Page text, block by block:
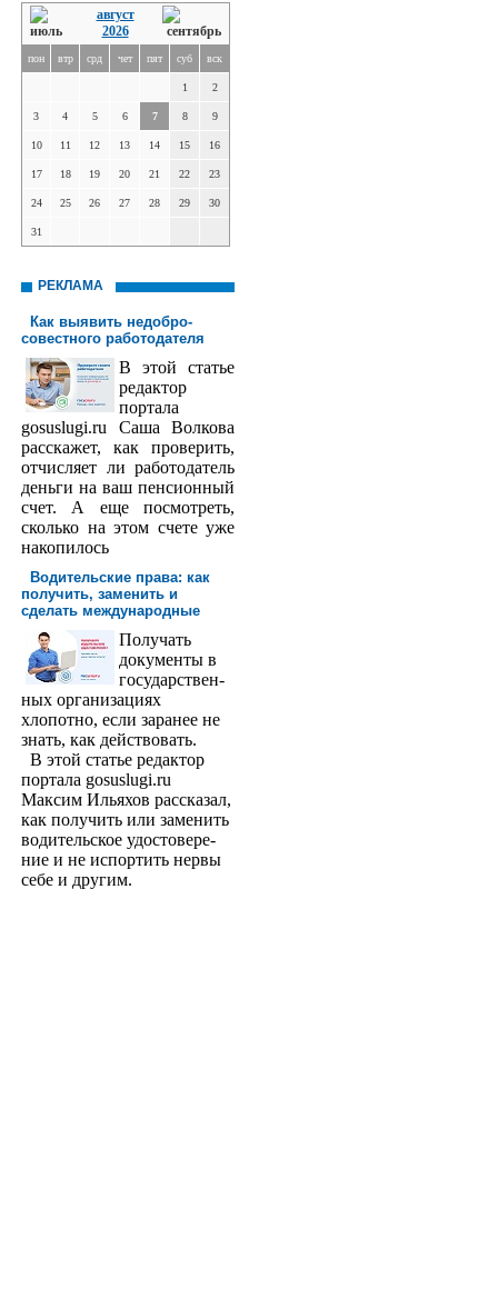
август
2026
пон втр срд чет пят суб вск
1 2
3 4 5 6 7 8 9
10 11 12 13 14 15 16
17 18 19 20 21 22 23
24 25 26 27 28 29 30
31
РЕКЛАМА
Как выявить недобро­
совестного работодателя
В этой статье
редактор
порта­ла
gosuslugi.ru Саша Волкова
расскажет, как проверить,
отчисляет ли работодатель
деньги на ваш пенсионный
счет. А еще посмотреть,
сколько на этом счете уже
накопилось
Водительские права: как
получить, заменить и
сделать международ­ные
Получать
доку­менты в
государствен­
ных организациях
хлопотно, если заранее не
знать, как действовать.
В этой статье редактор
портала gosuslugi.ru
Максим Ильяхов рассказал,
как получить или заменить
водительское удостовере­
ние и не испортить нервы
себе и другим.